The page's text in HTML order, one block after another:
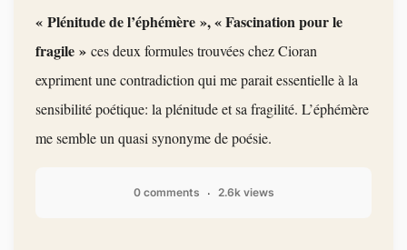
« Plénitude de l’éphémère », « Fascination pour le
fragile » ces deux formules trouvées chez Cioran
expriment une contradiction qui me parait essentielle à la
sensibilité poétique: la plénitude et sa fragilité. L’éphémère
me semble un quasi synonyme de poésie.
0 comments 2.6k views